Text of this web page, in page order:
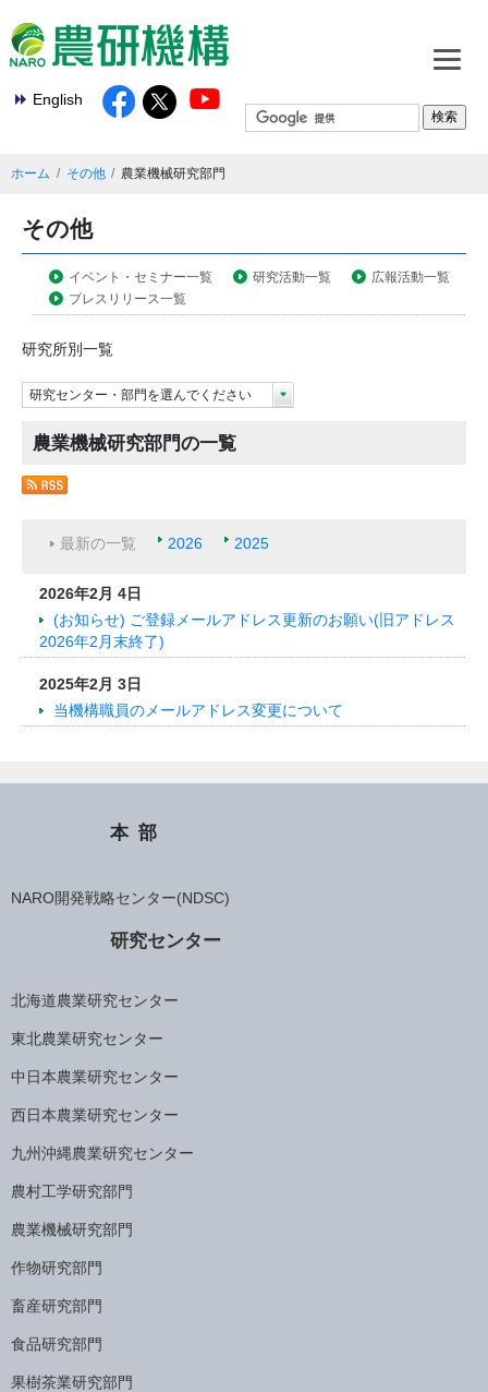
English
ホーム その他 農業機械研究部門
その他
イベント・セミナー一覧 研究活動一覧
広報活動一覧
プレスリリース一覧
研究所別一覧
研究センター・部門を選んでください
農業機械研究部門の一覧
最新の一覧 2026 2025
2026年2月 4日
(お知らせ) ご登録メールアドレス更新のお願い(旧アドレス
2026年2月末終了)
2025年2月 3日
当機構職員のメールアドレス変更について
本部
NARO開発戦略センター(NDSC)
研究センター
北海道農業研究センター
東北農業研究センター
中日本農業研究センター
西日本農業研究センター
九州沖縄農業研究センター
農村工学研究部門
農業機械研究部門
作物研究部門
畜産研究部門
食品研究部門
果樹茶業研究部門